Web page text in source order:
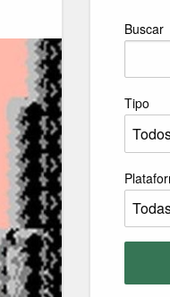
Buscar
Tipo